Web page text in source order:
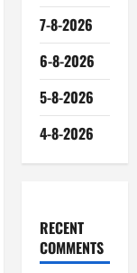
7-8-2026
6-8-2026
5-8-2026
4-8-2026
RECENT
COMMENTS